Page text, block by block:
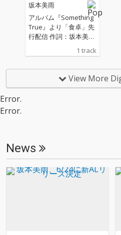
t die」にメロディを付
けたナンバーなどを収
録。 アルバムのラスト
を飾るのは、坂本龍一
が元ちとせの2008年発
表のアルバム『カッシ
した「静夜曲」のカバ
ー。当時のレコーディ
ングで坂本龍一が演奏
り、甚大な被害を受け
ているパレスチナ自治
区の人道支援にも力を
注いでいる。 今回のア
坂本美雨
アルバム『Something
True』より「食卓」先
行配信 作詞：坂本美
曲・編曲：伊藤ゴロー
1 track
View More
Error.
Error.
News